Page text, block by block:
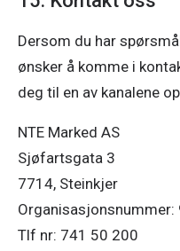
Dersom du har
ønsker å komme i
deg til en av kanalene
NTE Marked AS
Sjøfartsgata 3
7714, Steinkjer
Tlf nr: 741 50 200